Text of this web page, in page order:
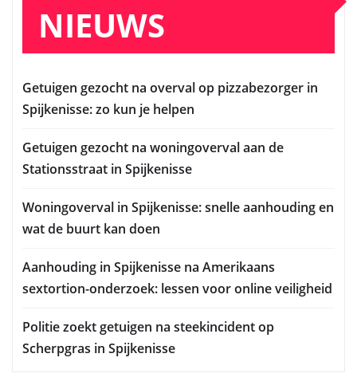
NIEUWS
Getuigen gezocht na overval op pizzabezorger in
Spijkenisse: zo kun je helpen
Getuigen gezocht na woningoverval aan de
Stationsstraat in Spijkenisse
Woningoverval in Spijkenisse: snelle aanhouding en
wat de buurt kan doen
Aanhouding in Spijkenisse na Amerikaans
sextortion-onderzoek: lessen voor online veiligheid
Politie zoekt getuigen na steekincident op
Scherpgras in Spijkenisse